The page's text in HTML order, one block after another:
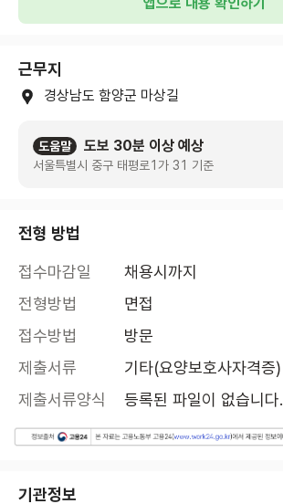
근무지
경상남도 함양군 마상길
도움말 도보 30분 이상 예상
서울특별시 중구 태평로1가 31 기준
전형 방법
접수마감일
채용시까지
전형방법
면접
접수방법
방문
제출서류
기타(요양보호사자격증)
제출서류양식
등록된 파일이 없습니다.
기관정보